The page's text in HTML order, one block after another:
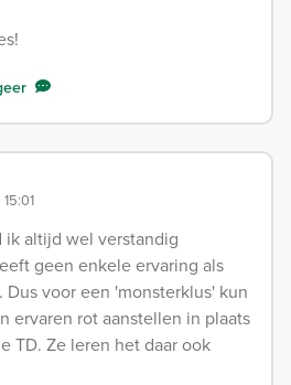
ik altijd wel verstandig
geen enkele ervaring als
voor een 'monsterklus' kun
ervaren rot aanstellen in plaats
TD. Ze leren het daar ook